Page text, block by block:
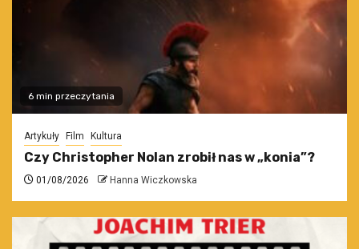
6 min przeczytania
Artykuły Film Kultura
Czy Christopher Nolan zrobił nas w „konia”?
01/08/2026 Hanna Wiczkowska